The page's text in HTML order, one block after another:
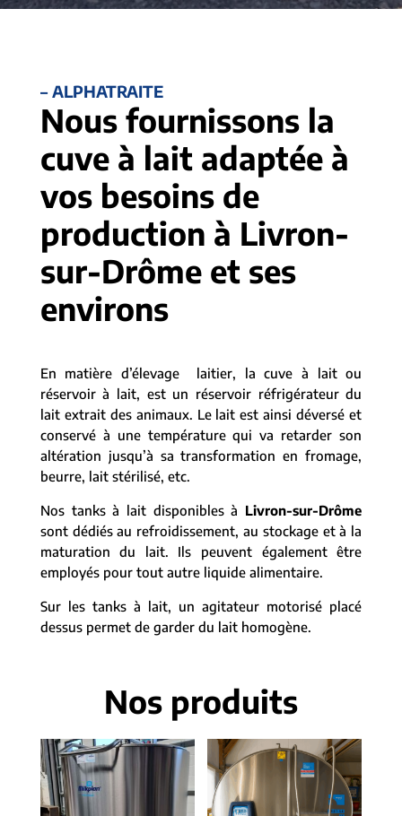
– ALPHATRAITE
Nous fournissons la
cuve à lait adaptée à
vos besoins de
production à Livron-
sur-Drôme et ses
environs
En matière d’élevage laitier, la cuve à lait ou
réservoir à lait, est un réservoir réfrigérateur du
lait extrait des animaux. Le lait est ainsi déversé et
conservé à une température qui va retarder son
altération jusqu’à sa transformation en fromage,
beurre, lait stérilisé, etc.
Nos tanks à lait disponibles à Livron-sur-Drôme
sont dédiés au refroidissement, au stockage et à la
maturation du lait. Ils peuvent également être
employés pour tout autre liquide alimentaire.
Sur les tanks à lait, un agitateur motorisé placé
dessus permet de garder du lait homogène.
Nos produits